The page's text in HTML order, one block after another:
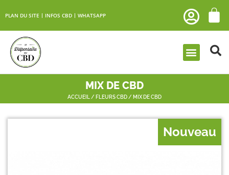
PLAN DU SITE INFOS CBD WHATSAPP
MIX DE CBD
ACCUEIL / FLEURS CBD / MIX DE CBD
Nouveau